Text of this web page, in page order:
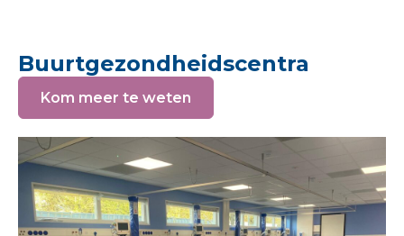
Buurtgezondheidscentra
Kom meer te weten